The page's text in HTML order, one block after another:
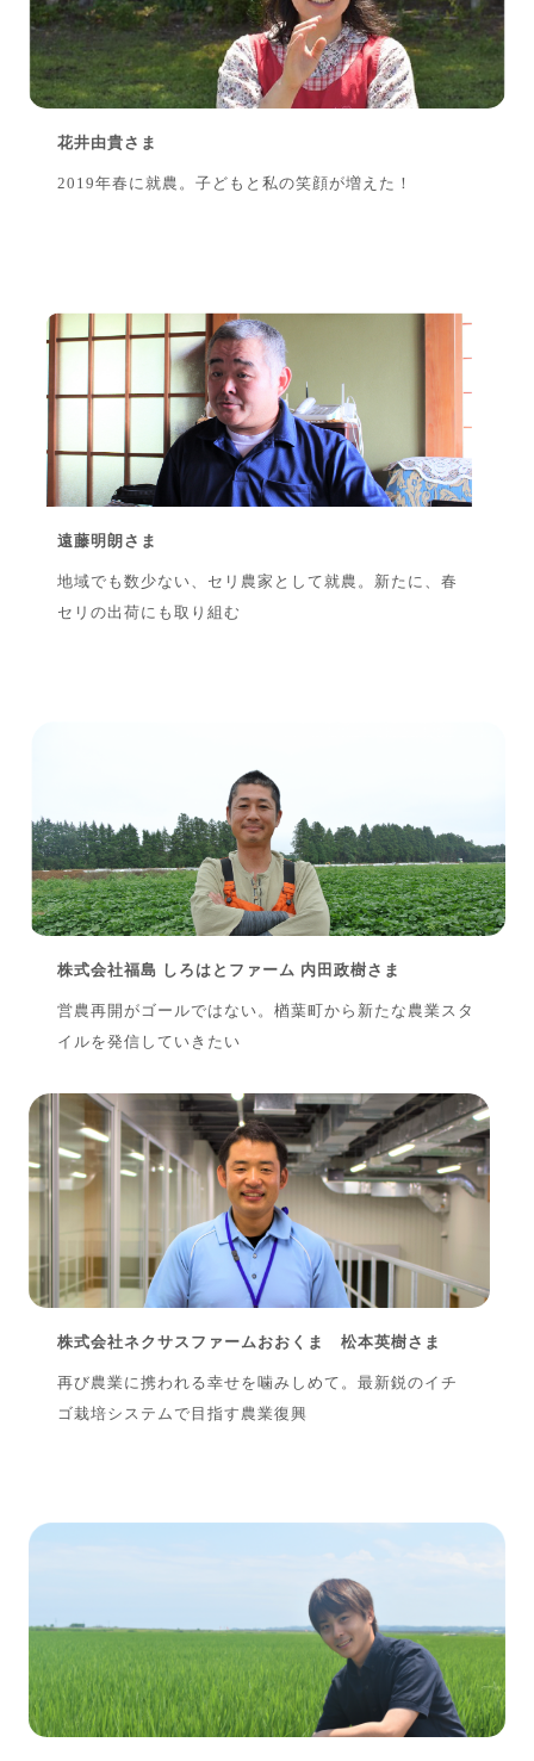
花井由貴さま
2019年春に就農。子どもと私の笑顔が増えた！
遠藤明朗さま
地域でも数少ない、セリ農家として就農。新たに、春
セリの出荷にも取り組む
株式会社福島 しろはとファーム 内田政樹さま
営農再開がゴールではない。楢葉町から新たな農業スタ
イルを発信していきたい
株式会社ネクサスファームおおくま 松本英樹さま
再び農業に携われる幸せを噛みしめて。最新鋭のイチ
ゴ栽培システムで目指す農業復興